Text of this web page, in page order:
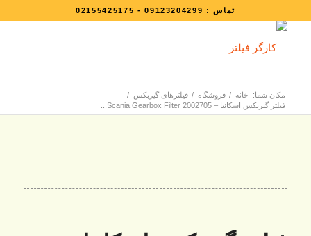
تماس : 09123204299
-
02155425175
مکان شما: خانه / فروشگاه / فیلترهای گیربکس /
فیلتر گیربکس اسکانیا – Scania Gearbox Filter 2002705...